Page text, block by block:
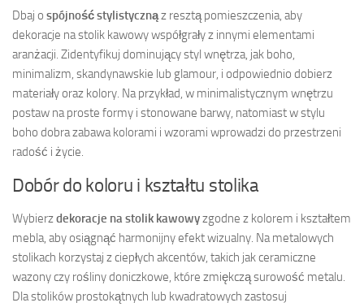
Dbaj o spójność stylistycznąz resztą pomieszczenia, aby
dekoracje na stolik kawowy współgrały z innymi elementami
aranżacji. Zidentyfikuj dominujący styl wnętrza, jak boho,
minimalizm, skandynawskie lub glamour, i odpowiednio dobierz
materiały oraz kolory. Na przykład, w minimalistycznym wnętrzu
postaw na proste formy i stonowane barwy, natomiast w stylu
boho dobra zabawa kolorami i wzorami wprowadzi do przestrzeni
radość i życie.
Dobór do koloru i kształtu stolika
Wybierzdekoracje na stolik kawowyzgodne z kolorem i kształtem
mebla, aby osiągnąć harmonijny efekt wizualny. Na metalowych
stolikach korzystaj z ciepłych akcentów, takich jak ceramiczne
wazony czy rośliny doniczkowe, które zmiękczą surowość metalu.
Dla stolików prostokątnych lub kwadratowych zastosuj